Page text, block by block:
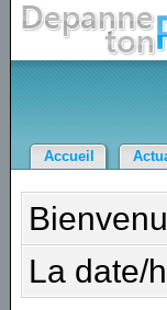
Accueil
La date/